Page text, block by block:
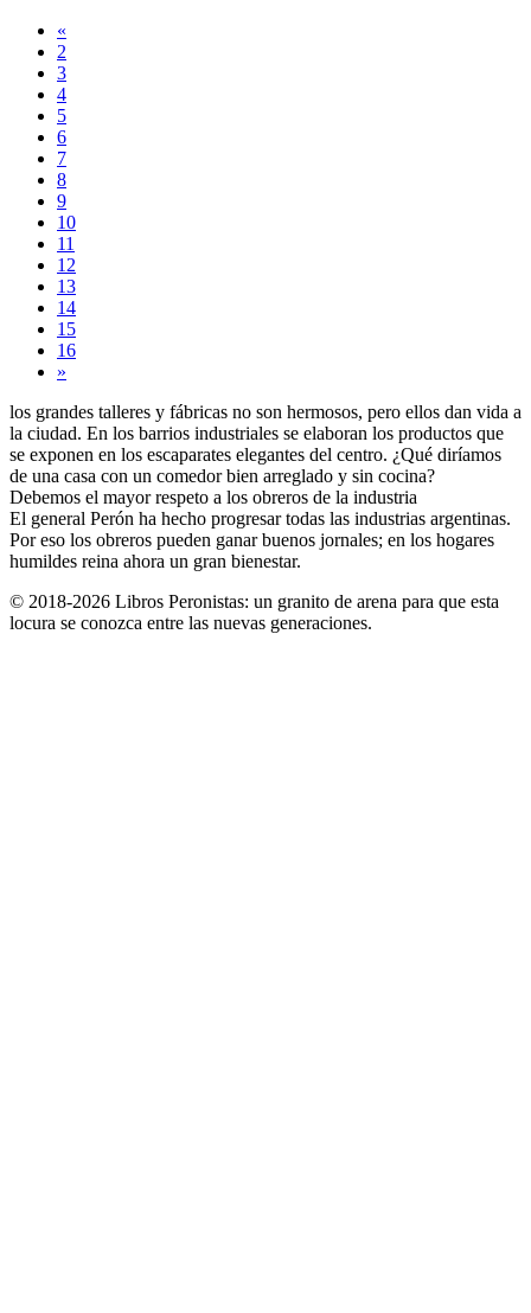
«
2
3
4
5
6
7
8
9
10
11
12
13
14
15
16
»
los grandes talleres y fábricas no son hermosos, pero ellos dan vida a
la ciudad. En los barrios industriales se elaboran los productos que
se exponen en los escaparates elegantes del centro. ¿Qué diríamos
de una casa con un comedor bien arreglado y sin cocina?
Debemos el mayor respeto a los obreros de la industria
El general Perón ha hecho progresar todas las industrias argentinas.
Por eso los obreros pueden ganar buenos jornales; en los hogares
humildes reina ahora un gran bienestar.
© 2018-2026 Libros Peronistas: un granito de arena para que esta
locura se conozca entre las nuevas generaciones.